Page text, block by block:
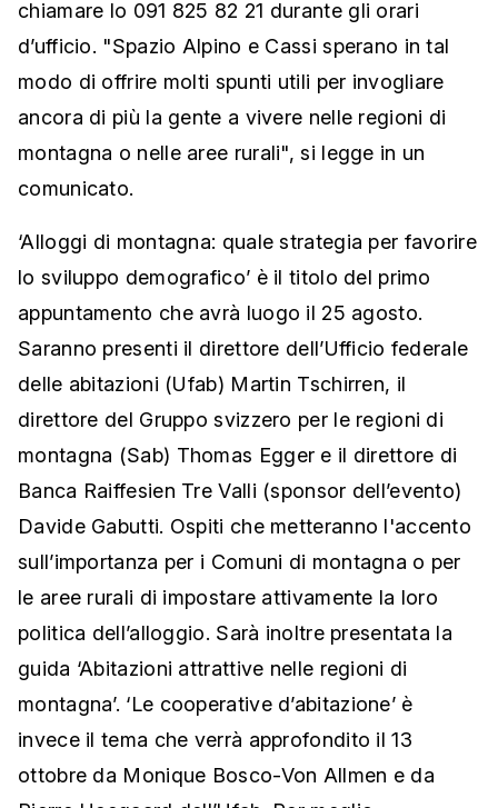
chiamare lo 091 825 82 21 durante gli orari
d’ufficio. "Spazio Alpino e Cassi sperano in tal
modo di offrire molti spunti utili per invogliare
ancora di più la gente a vivere nelle regioni di
montagna o nelle aree rurali", si legge in un
comunicato.
‘Alloggi di montagna: quale strategia per favorire
lo sviluppo demografico’ è il titolo del primo
appuntamento che avrà luogo il 25 agosto.
Saranno presenti il direttore dell’Ufficio federale
delle abitazioni (Ufab) Martin Tschirren, il
direttore del Gruppo svizzero per le regioni di
montagna (Sab) Thomas Egger e il direttore di
Banca Raiffesien Tre Valli (sponsor dell’evento)
Davide Gabutti. Ospiti che metteranno l'accento
sull’importanza per i Comuni di montagna o per
le aree rurali di impostare attivamente la loro
politica dell’alloggio. Sarà inoltre presentata la
guida ‘Abitazioni attrattive nelle regioni di
montagna’. ‘Le cooperative d’abitazione’ è
invece il tema che verrà approfondito il 13
ottobre da Monique Bosco-Von Allmen e da